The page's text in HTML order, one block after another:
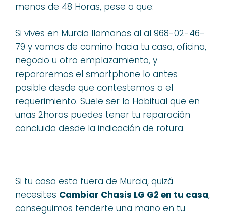
menos de 48 Horas, pese a que:
Si vives en Murcia llamanos al al 968-02-46-
79 y vamos de camino hacia tu casa, oficina,
negocio u otro emplazamiento, y
repararemos el smartphone lo antes
posible desde que contestemos a el
requerimiento. Suele ser lo Habitual que en
unas 2horas puedes tener tu reparación
concluida desde la indicación de rotura.
Si tu casa esta fuera de Murcia, quizá
necesites Cambiar Chasis LG G2 en tu casa,
conseguimos tenderte una mano en tu